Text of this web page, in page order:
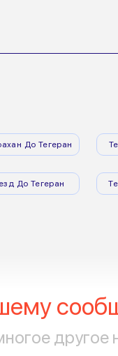
До Тегеран
До Тегеран
другое